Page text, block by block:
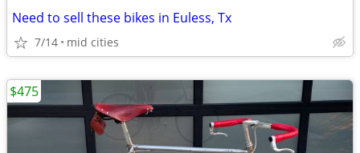
Need to sell these bikes in Euless, Tx
7/14 mid cities
$475